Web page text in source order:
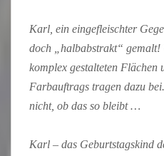
Karl, ein eingefleischter
doch „halbabstrakt“
komplex gestalteten Flächen
Farbauftrags tragen dazu
nicht, ob das so bleibt …
Karl – das Geburtstagskind